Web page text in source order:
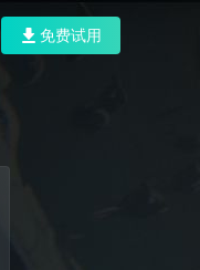
免费试用